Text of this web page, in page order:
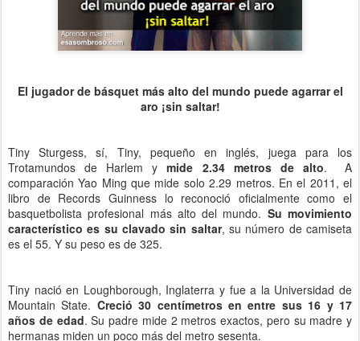
El jugador de básquet más alto del mundo puede agarrar el
aro ¡sin saltar!
Tiny Sturgess, sí, Tiny, pequeño en inglés, juega para los
Trotamundos de Harlem ymide 2.34 metros de alto. A
comparación Yao Ming que mide solo 2.29 metros. En el 2011, el
libro de Records Guinness lo reconoció oficialmente como el
basquetbolista profesional más alto del mundo. Su movimiento
característico es su clavado sin saltar, su número de camiseta
es el 55. Y su peso es de 325.
Tiny nació en Loughborough, Inglaterra y fue a la Universidad de
Mountain State. Creció 30 centímetros en entre sus 16 y 17
años de edad. Su padre mide 2 metros exactos, pero su madre y
hermanas miden un poco más del metro sesenta.